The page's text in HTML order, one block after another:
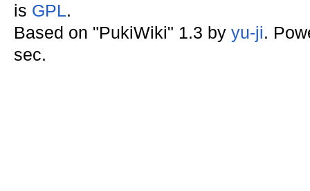
is GPL.
Based on "PukiWiki" 1.3 by yu-ji.
sec.